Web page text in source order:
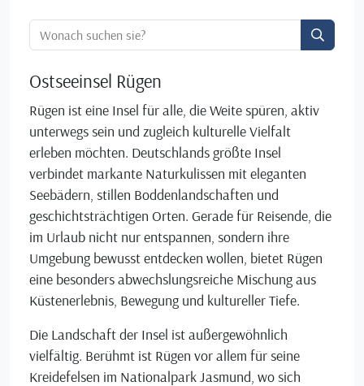
Ortssuche:
Ostseeinsel Rügen
Rügen ist eine Insel für alle, die Weite spüren, aktiv
unterwegs sein und zugleich kulturelle Vielfalt
erleben möchten. Deutschlands größte Insel
verbindet markante Naturkulissen mit eleganten
Seebädern, stillen Boddenlandschaften und
geschichtsträchtigen Orten. Gerade für Reisende, die
im Urlaub nicht nur entspannen, sondern ihre
Umgebung bewusst entdecken wollen, bietet Rügen
eine besonders abwechslungsreiche Mischung aus
Küstenerlebnis, Bewegung und kultureller Tiefe.
Die Landschaft der Insel ist außergewöhnlich
vielfältig. Berühmt ist Rügen vor allem für seine
Kreidefelsen im Nationalpark Jasmund, wo sich